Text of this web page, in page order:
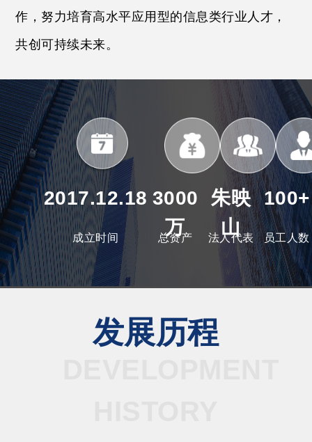
作，努力培育高水平应用型的信息类行业人才，
共创可持续未来。
2017.12.18
成立时间
3000
万
总资产
朱映
山
法人代表
100+
员工人数
发展历程